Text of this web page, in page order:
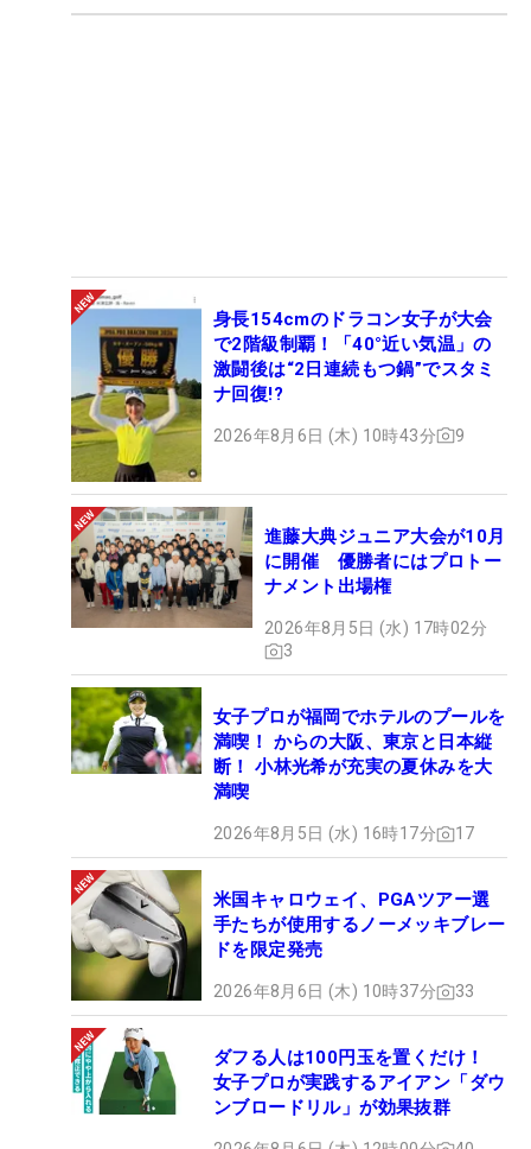
身長154cmのドラコン女子が大会
で2階級制覇！「40°近い気温」の
激闘後は“2日連続もつ鍋”でスタミ
ナ回復!?
2026年8月6日 (木) 10時43分 9
進藤大典ジュニア大会が10月
に開催 優勝者にはプロトー
ナメント出場権
2026年8月5日 (水) 17時02分
3
女子プロが福岡でホテルのプールを
満喫！ からの大阪、東京と日本縦
断！ 小林光希が充実の夏休みを大
満喫
2026年8月5日 (水) 16時17分 17
米国キャロウェイ、PGAツアー選
手たちが使用するノーメッキブレー
ドを限定発売
2026年8月6日 (木) 10時37分 33
ダフる人は100円玉を置くだけ！
女子プロが実践するアイアン「ダウ
ンブロードリル」が効果抜群